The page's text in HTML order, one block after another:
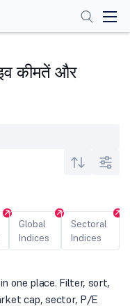
कीमतें और
Global
Indices
Sectoral
Indices
one place. Filter, sort,
cap, sector, P/E